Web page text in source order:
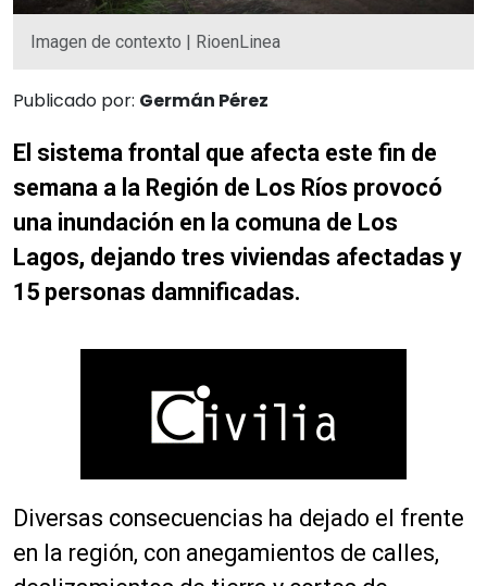
Imagen de contexto | RioenLinea
Publicado por: Germán Pérez
El sistema frontal que afecta este fin de
semana a la Región de Los Ríos provocó
una inundación en la comuna de Los
Lagos, dejando tres viviendas afectadas y
15 personas damnificadas.
Diversas consecuencias ha dejado el frente
en la región, con anegamientos de calles,